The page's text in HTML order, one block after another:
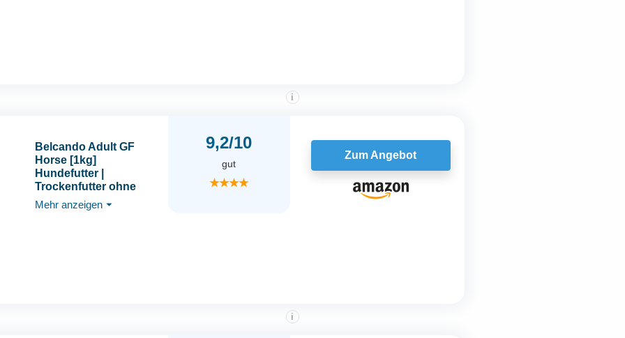
Belcando Adult GF
Horse [1kg]
Hundefutter |
Trockenfutter ohne
Getreide mit Pferd |
Alleinfuttermittel für
Mehr anzeigen ⏷
9,2/10
i
gut
★★★★
Zum Angebot
i